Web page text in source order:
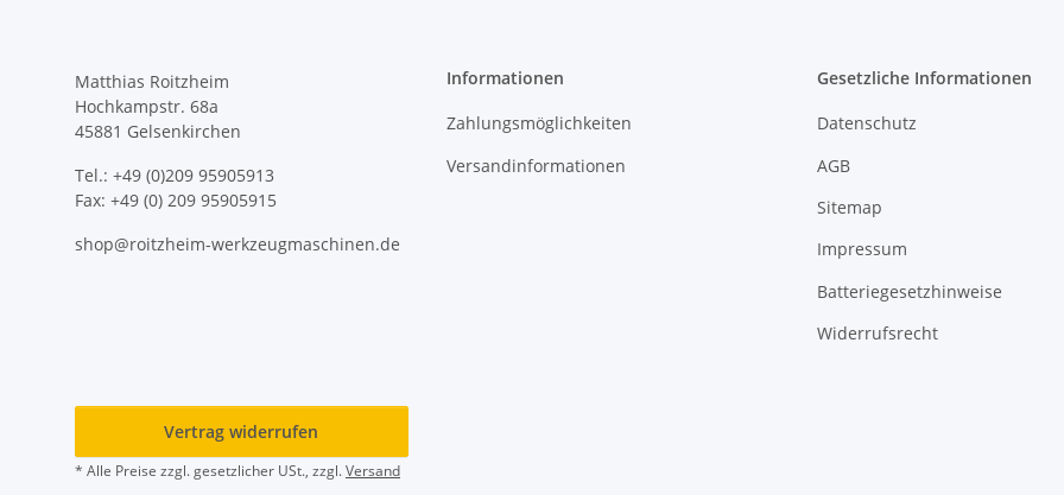
Matthias Roitzheim
Hochkampstr. 68a
45881 Gelsenkirchen
Tel.: +49 (0)209 95905913
Fax: +49 (0) 209 95905915
shop@roitzheim-werkzeugmaschinen.de
Informationen
Zahlungsmöglichkeiten
Versandinformationen
Gesetzliche Informationen
Datenschutz
AGB
Sitemap
Impressum
Batteriegesetzhinweise
Widerrufsrecht
Vertrag widerrufen
* Alle Preise zzgl. gesetzlicher USt., zzgl.Versand